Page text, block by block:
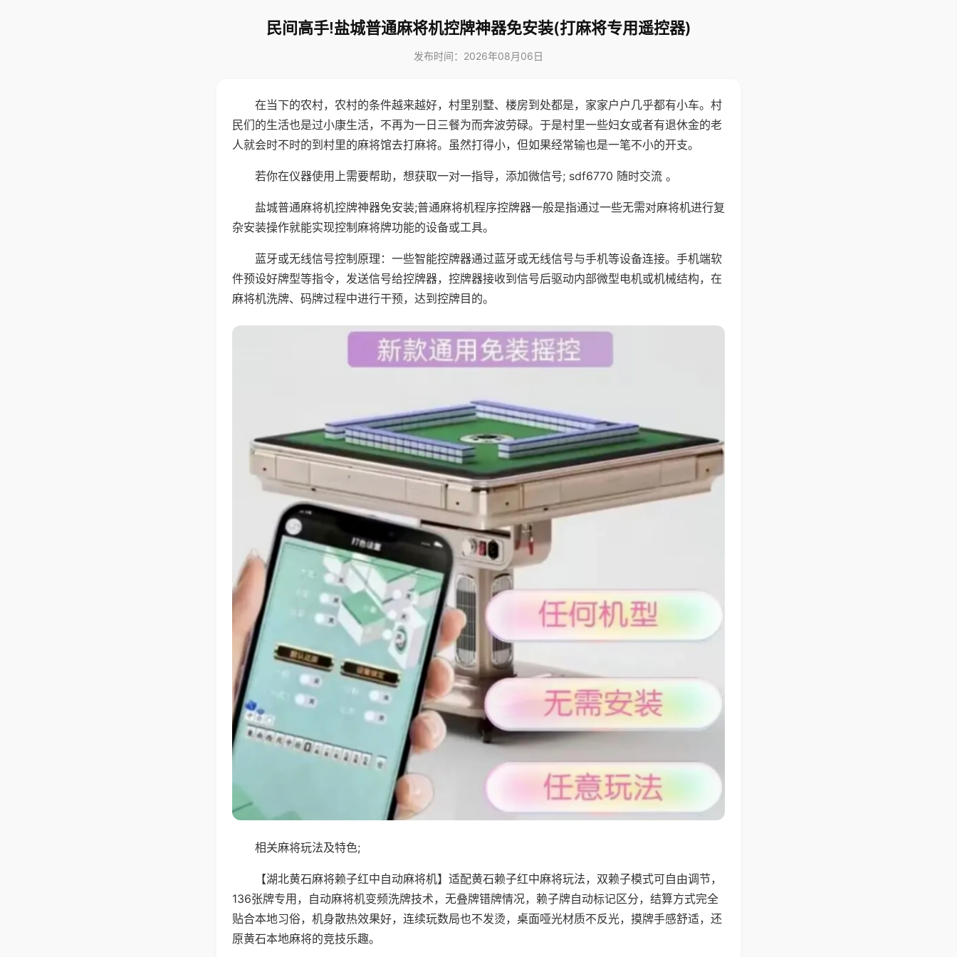
民间高手!盐城普通麻将机控牌神器免安装(打麻将专用遥控器)
发布时间：2026年08月06日
在当下的农村，农村的条件越来越好，村里别墅、楼房到处都是，家家户户几乎都有小车。村
民们的生活也是过小康生活，不再为一日三餐为而奔波劳碌。于是村里一些妇女或者有退休金的老
人就会时不时的到村里的麻将馆去打麻将。虽然打得小，但如果经常输也是一笔不小的开支。
若你在仪器使用上需要帮助，想获取一对一指导，添加微信号; sdf6770 随时交流 。
盐城普通麻将机控牌神器免安装;普通麻将机程序控牌器一般是指通过一些无需对麻将机进行复
杂安装操作就能实现控制麻将牌功能的设备或工具。
蓝牙或无线信号控制原理：一些智能控牌器通过蓝牙或无线信号与手机等设备连接。手机端软
件预设好牌型等指令，发送信号给控牌器，控牌器接收到信号后驱动内部微型电机或机械结构，在
麻将机洗牌、码牌过程中进行干预，达到控牌目的。
相关麻将玩法及特色;
【湖北黄石麻将赖子红中自动麻将机】适配黄石赖子红中麻将玩法，双赖子模式可自由调节，
136张牌专用，自动麻将机变频洗牌技术，无叠牌错牌情况，赖子牌自动标记区分，结算方式完全
贴合本地习俗，机身散热效果好，连续玩数局也不发烫，桌面哑光材质不反光，摸牌手感舒适，还
原黄石本地麻将的竞技乐趣。